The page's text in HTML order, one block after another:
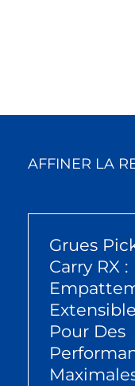
AFFINER LA
Grues
Carry RX :
Extensible
Pour Des